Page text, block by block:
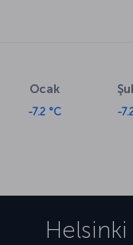
Ocak
-7.2 °C -
Helsinki